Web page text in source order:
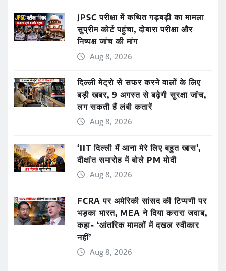
JPSC परीक्षा में कथित गड़बड़ी का मामला
सुप्रीम कोर्ट पहुंचा, दोबारा परीक्षा और
निष्पक्ष जांच की मांग
Aug 8, 2026
दिल्ली मेट्रो से सफर करने वालों के लिए
बड़ी खबर, 9 अगस्त से बढ़ेगी सुरक्षा जांच,
लग सकती हैं लंबी कतारें
Aug 8, 2026
‘IIT दिल्ली में आना मेरे लिए बहुत खास’,
दीक्षांत समारोह में बोले PM मोदी
Aug 8, 2026
FCRA पर अमेरिकी सांसद की टिप्पणी पर
भड़का भारत, MEA ने दिया करारा जवाब,
कहा- ‘आंतरिक मामलों में दखल स्वीकार
नहीं’
Aug 8, 2026